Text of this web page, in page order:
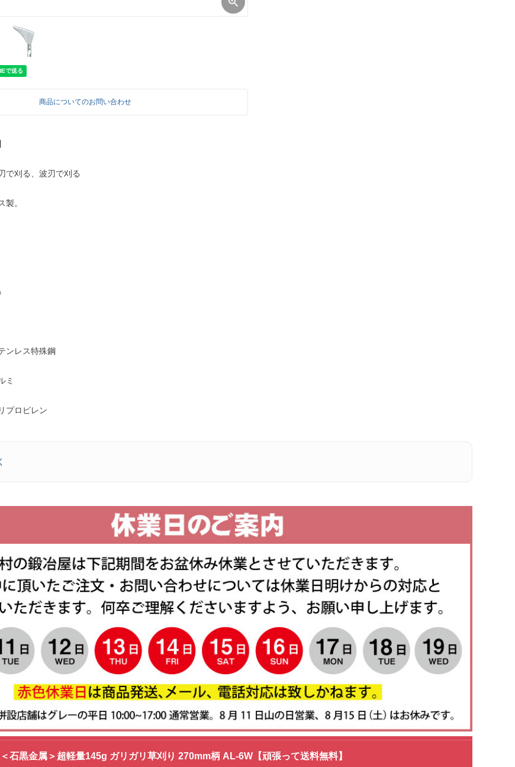
商品についてのお問い合わせ
で刈る、波刃で刈る
製。
レス特殊鋼
ロピレン
石黒金属＞超軽量145g ガリガリ草刈り 270mm柄 AL-6W【頑張って送料無料】